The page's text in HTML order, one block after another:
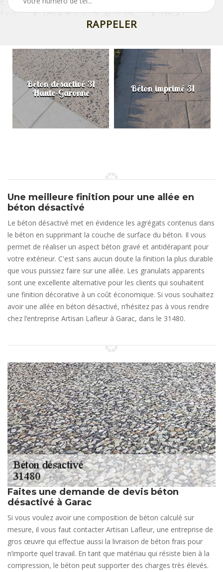
Béton désactivé 31
Haute-Garonne Béton imprimé 31
Une meilleure finition pour une allée en
béton désactivé
Le béton désactivé met en évidence les agrégats contenus dans
le béton en supprimant la couche de surface du béton. Il vous
permet de réaliser un aspect béton gravé et antidérapant pour
votre extérieur. C'est sans aucun doute la finition la plus durable
que vous puissiez faire sur une allée. Les granulats apparents
sont une excellente alternative pour les clients qui souhaitent
une finition décorative à un coût économique. Si vous souhaitez
avoir une allée en béton désactivé, n’hésitez pas à vous rendre
chez l’entreprise Artisan Lafleur à Garac, dans le 31480.
Faites une demande de devis béton
désactivé à Garac
Si vous voulez avoir une composition de béton calculé sur
mesure, il vous faut contacter Artisan Lafleur, une entreprise de
gros œuvre qui effectue aussi la livraison de béton frais pour
n’importe quel travail. En tant que matériau qui résiste bien à la
compression, le béton peut supporter des charges très élevés.